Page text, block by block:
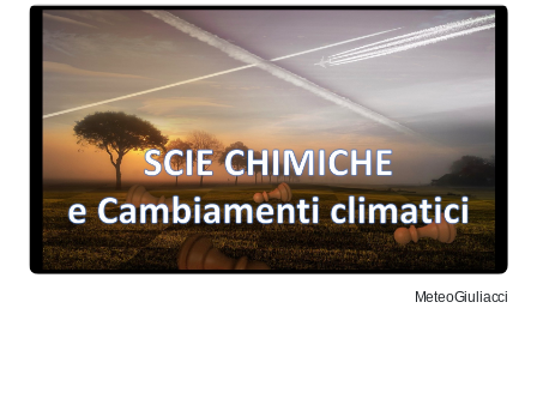
MeteoGiuliacci